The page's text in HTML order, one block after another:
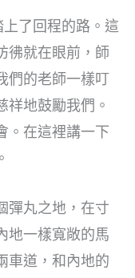
了回程的路。這
彿就在眼前，師
們的老師一樣叮
祥地鼓勵我們。
。在這裡講一下
彈丸之地，在寸
地一樣寬敞的馬
車道，和內地的